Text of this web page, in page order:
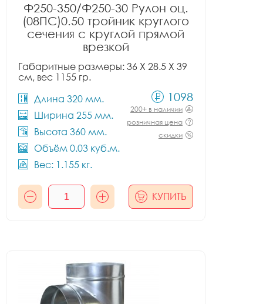
Ф250-350/Ф250-30 Рулон оц.
(08ПС)0.50 тройник круглого
сечения с круглой прямой
врезкой
Габаритные размеры: 36 X 28.5 X 39
см, вес 1155 гр.
Длина 320 мм.
Ширина 255 мм.
Высота 360 мм.
Объём 0.03 куб.м.
Вес: 1.155 кг.
1098
200+ в наличии
розничная цена
скидки
КУПИТЬ